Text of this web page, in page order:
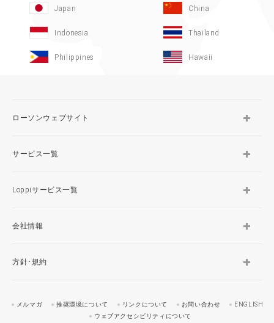
Japan China
Indonesia Thailand
Philippines Hawaii
ローソンウェブサイト
サービス一覧
Loppiサービス一覧
会社情報
方針･規約
メルマガ 推奨環境について リンクについて お問い合わせ
ENGLISH
ウェブアクセシビリティについて